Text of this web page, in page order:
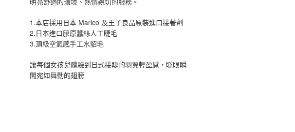
1.本店採用日本 Marico 及王子良品原裝進口接著劑
2.日本進口膠原蠶絲人工睫毛
3.頂級空氣感手工水貂毛
讓每個女孩兒體驗到日式接睫的羽翼輕盈感，眨眼瞬
間宛如舞動的翅膀